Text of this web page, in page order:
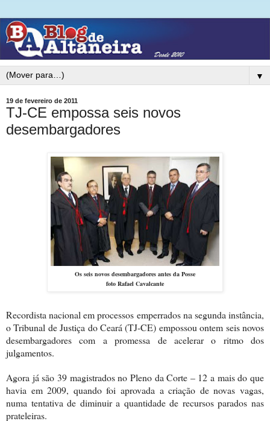
▼
19 de fevereiro de 2011
TJ-CE empossa seis novos
desembargadores
Os seis novos desembargadores antes da Posse
foto Rafael Cavalcante
Recordista nacional em processos emperrados na segunda instância,
o Tribunal de Justiça do Ceará (TJ-CE) empossou ontem seis novos
desembargadores com a promessa de acelerar o ritmo dos
julgamentos.
Agora já são 39 magistrados no Pleno da Corte – 12 a mais do que
havia em 2009, quando foi aprovada a criação de novas vagas,
numa tentativa de diminuir a quantidade de recursos parados nas
prateleiras.